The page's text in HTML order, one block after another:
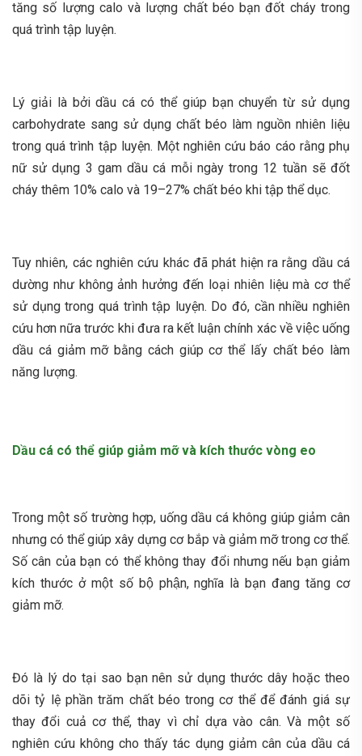
tăng số lượng calo và lượng chất béo bạn đốt cháy trong
quá trình tập luyện.
Lý giải là bởi dầu cá có thể giúp bạn chuyển từ sử dụng
carbohydrate sang sử dụng chất béo làm nguồn nhiên liệu
trong quá trình tập luyện. Một nghiên cứu báo cáo rằng phụ
nữ sử dụng 3 gam dầu cá mỗi ngày trong 12 tuần sẽ đốt
cháy thêm 10% calo và 19–27% chất béo khi tập thể dục.
Tuy nhiên, các nghiên cứu khác đã phát hiện ra rằng dầu cá
dường như không ảnh hưởng đến loại nhiên liệu mà cơ thể
sử dụng trong quá trình tập luyện. Do đó, cần nhiều nghiên
cứu hơn nữa trước khi đưa ra kết luận chính xác về việc uống
dầu cá giảm mỡ bằng cách giúp cơ thể lấy chất béo làm
năng lượng.
Dầu cá có thể giúp giảm mỡ và kích thước vòng eo
Trong một số trường hợp, uống dầu cá không giúp giảm cân
nhưng có thể giúp xây dựng cơ bắp và giảm mỡ trong cơ thể.
Số cân của bạn có thể không thay đổi nhưng nếu bạn giảm
kích thước ở một số bộ phận, nghĩa là bạn đang tăng cơ
giảm mỡ.
Đó là lý do tại sao bạn nên sử dụng thước dây hoặc theo
dõi tỷ lệ phần trăm chất béo trong cơ thể để đánh giá sự
thay đổi cuả cơ thể, thay vì chỉ dựa vào cân. Và một số
nghiên cứu không cho thấy tác dụng giảm cân của dầu cá